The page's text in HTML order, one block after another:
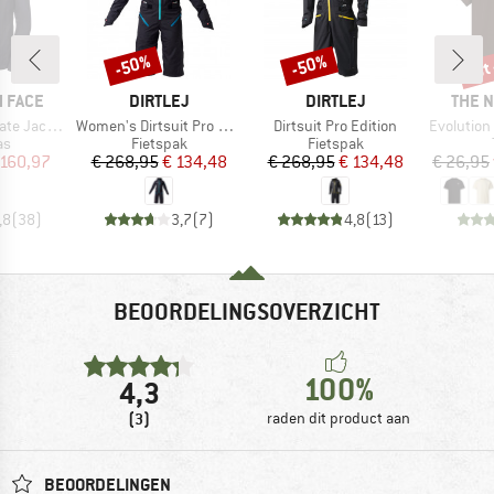
FACE
Jacket
prijs
(38)
MERK
DIRTLEJ
Artikel
Women's Dirtsuit Pro Edition
Productgroep
Fietspak
Prijs
€ 268,95Verlaagde prijs
€ 134,48
3,7(7)
Korting
-50%
MERK
DIRTLEJ
Artikel
Dirtsuit Pro Edition
Productgroep
Fietspak
Prijs
€ 268,95Verlaagde prijs
€ 134,48
4,8(13)
Korting
-50%
MERK
THE
Artikel
Evolution
€ 26,95
BEOORDELINGSOVERZICHT
4,3
(3)
100%
raden dit product aan
BEOORDELINGEN